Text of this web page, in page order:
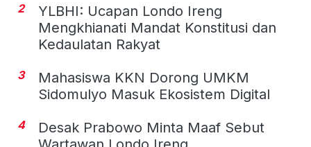
2
YLBHI: Ucapan Londo Ireng
Mengkhianati Mandat Konstitusi dan
Kedaulatan Rakyat
3
Mahasiswa KKN Dorong UMKM
Sidomulyo Masuk Ekosistem Digital
4
Desak Prabowo Minta Maaf Sebut